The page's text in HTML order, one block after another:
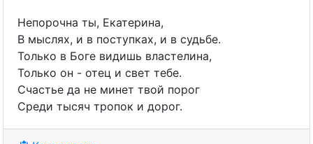
Непорочна ты, Екатерина,
В мыслях, и в поступках, и в судьбе.
Только в Боге видишь властелина,
Только он - отец и свет тебе.
Счастье да не минет твой порог
Среди тысяч тропок и дорог.